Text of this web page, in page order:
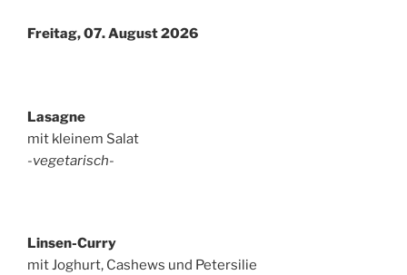
Freitag, 07. August 2026
Lasagne
mit kleinem Salat
-vegetarisch-
Linsen-Curry
mit Joghurt, Cashews und Petersilie